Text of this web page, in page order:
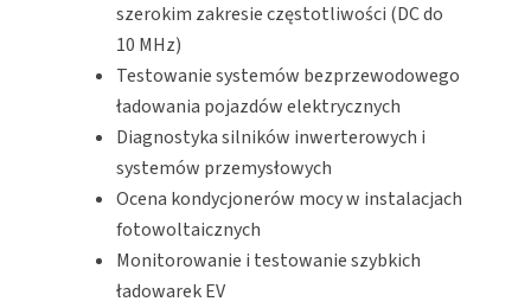
szerokim zakresie częstotliwości (DC do
10 MHz)
Testowanie systemów bezprzewodowego
ładowania pojazdów elektrycznych
Diagnostyka silników inwerterowych i
systemów przemysłowych
Ocena kondycjonerów mocy w instalacjach
fotowoltaicznych
Monitorowanie i testowanie szybkich
ładowarek EV